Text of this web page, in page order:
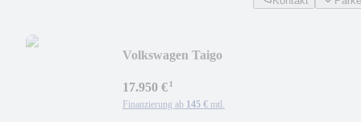
Volkswagen Taigo
17.950 €¹
Finanzierung ab 145 € mtl.